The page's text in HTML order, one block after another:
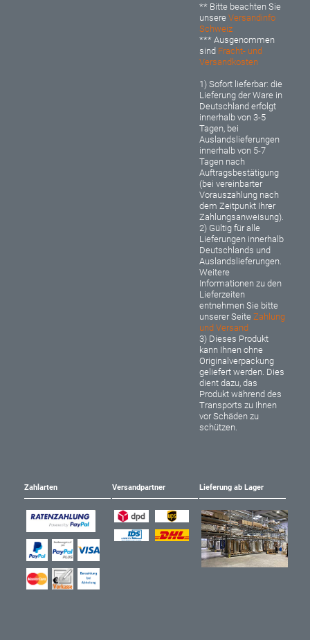
** Bitte beachten Sie
unsereVersandinfo
Schweiz
*** Ausgenommen
sind Fracht- und
Versandkosten
1) Sofort lieferbar: die
Lieferung der Ware in
Deutschland erfolgt
innerhalb von 3-5
Tagen, bei
Auslandslieferungen
innerhalb von 5-7
Tagen nach
Auftragsbestätigung
(bei vereinbarter
Vorauszahlung nach
dem Zeitpunkt Ihrer
Zahlungsanweisung).
2) Gültig für alle
Lieferungen innerhalb
Deutschlands und
Auslandslieferungen.
Weitere
Informationen zu den
Lieferzeiten
entnehmen Sie bitte
unserer SeiteZahlung
und Versand
3) Dieses Produkt
kann Ihnen ohne
Originalverpackung
geliefert werden. Dies
dient dazu, das
Produkt während des
Transports zu Ihnen
vor Schäden zu
schützen.
Zahlarten Versandpartner Lieferung ab Lager